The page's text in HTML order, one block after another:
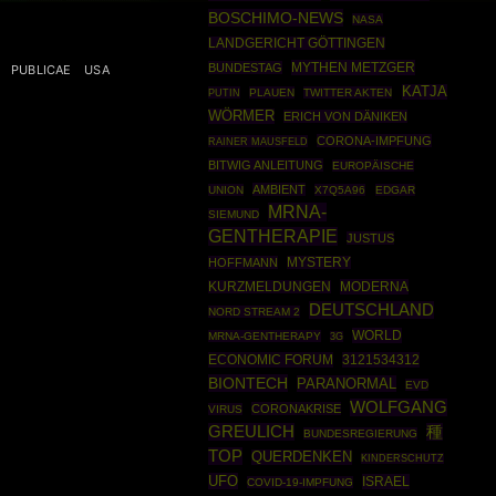
PUBLICAE
USA
BOSCHIMO-NEWS NASA
LANDGERICHT GÖTTINGEN
BUNDESTAG
MYTHEN METZGER
PUTIN PLAUEN TWITTER AKTEN
KATJA
WÖRMER
ERICH VON DÄNIKEN
RAINER MAUSFELD
CORONA-IMPFUNG
BITWIG ANLEITUNG
EUROPÄISCHE
UNION
AMBIENT X7Q5A96
EDGAR
SIEMUND
MRNA-
GENTHERAPIE
JUSTUS
HOFFMANN
MYSTERY
KURZMELDUNGEN
MODERNA
NORD STREAM 2 DEUTSCHLAND
MRNA-GENTHERAPY 3G
WORLD
ECONOMIC FORUM
3121534312
BIONTECH PARANORMAL
EVD
VIRUS
CORONAKRISE
WOLFGANG
GREULICH
BUNDESREGIERUNG
種
TOP
QUERDENKEN KINDERSCHUTZ
UFO COVID-19-IMPFUNG ISRAEL